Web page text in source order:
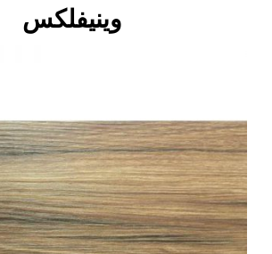
وینیفلکس